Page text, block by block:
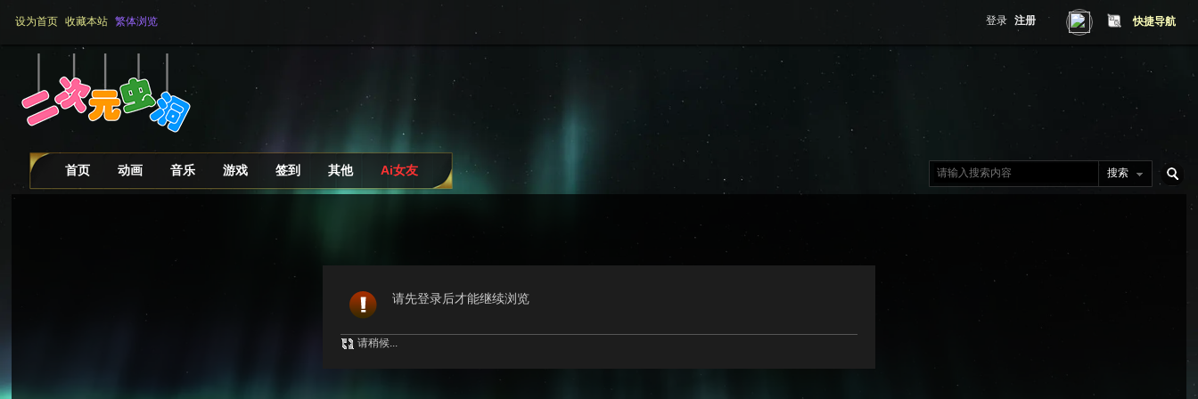
设为首页 收藏本站 繁体浏览 快捷导航
登录 注册
搜索
首页 动画 音乐 游戏 签到 其他 Ai女友
请先登录后才能继续浏览
请稍候...